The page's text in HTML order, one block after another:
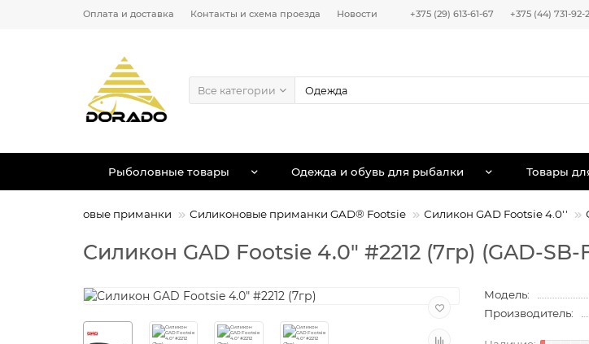
Оплата и доставка Контакты и схема проезда Новости +375 (29) 613-61-67 +375 (44) 731-92-
Все категории
Рыболовные товары Одежда и обувь для рыбалки Товары
Силиконовые приманки Силиконовые приманки GAD® Footsie Силикон GAD Footsie 4.0''
Силикон GAD Footsie 4.0" #2212 (7гр) (GAD-SB-
Модель:
Производитель: